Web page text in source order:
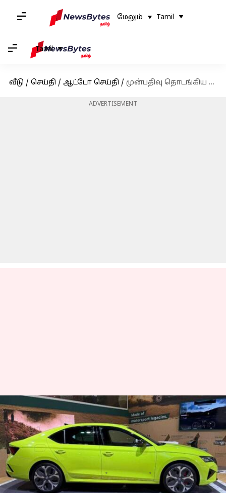
மேலும் Tamil
Tamil
வீடு / செய்தி / ஆட்டோ செய்தி / முன்பதிவு தொடங்கிய சில நாட்களிலேயே விற்றுத் தீர்ந்தது ஸ்கோடா ஆக்டேவியா ஆர்எஸ் 2025
ADVERTISEMENT
முன்பதிவு தொடங்கிய
சில நாட்களிலேயே
விற்றுத் தீர்ந்தது ஸ்கோடா
ஆக்டேவியா ஆர்எஸ் 2025
எழுதியவர் Sekar Chinnappan Oct 11, 2025 05:55 pm